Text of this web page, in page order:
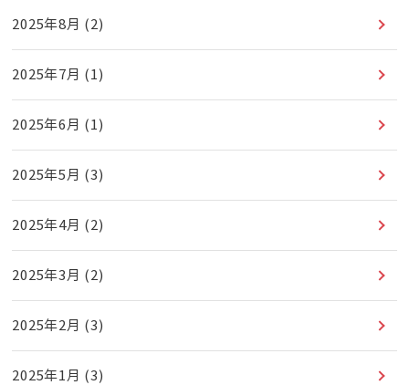
2025年8月 (2)
2025年7月 (1)
2025年6月 (1)
2025年5月 (3)
2025年4月 (2)
2025年3月 (2)
2025年2月 (3)
2025年1月 (3)